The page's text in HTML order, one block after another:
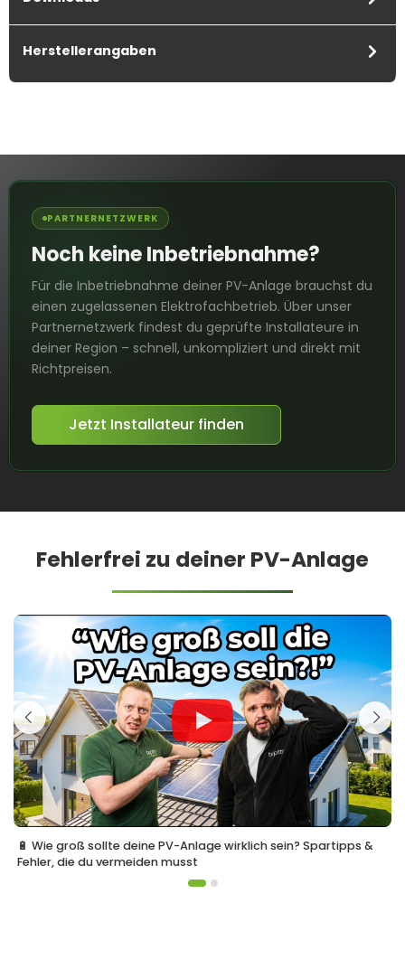
Herstellerangaben
PARTNERNETZWERK
Noch keine Inbetriebnahme?
Für die Inbetriebnahme deiner PV-Anlage brauchst du
einen zugelassenen Elektrofachbetrieb. Über unser
Partnernetzwerk findest du geprüfte Installateure in
deiner Region – schnell, unkompliziert und direkt mit
Richtpreisen.
Jetzt Installateur finden
Fehlerfrei zu deiner PV-Anlage
🔋 Wie groß sollte deine PV-Anlage wirklich sein? Spartipps &
Fehler, die du vermeiden musst